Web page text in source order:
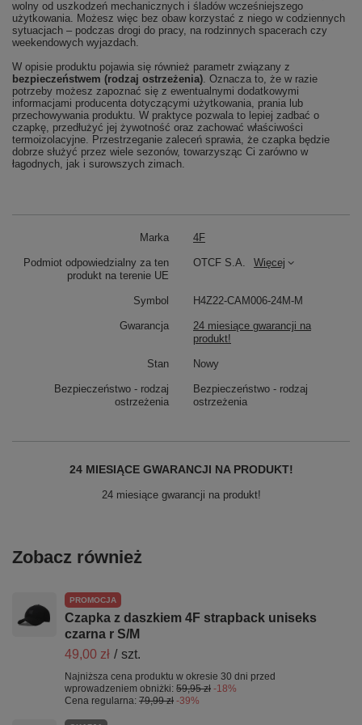
wolny od uszkodzeń mechanicznych i śladów wcześniejszego
użytkowania. Możesz więc bez obaw korzystać z niego w codziennych
sytuacjach – podczas drogi do pracy, na rodzinnych spacerach czy
weekendowych wyjazdach.
W opisie produktu pojawia się również parametr związany z
bezpieczeństwem (rodzaj ostrzeżenia) . Oznacza to, że w razie
potrzeby możesz zapoznać się z ewentualnymi dodatkowymi
informacjami producenta dotyczącymi użytkowania, prania lub
przechowywania produktu. W praktyce pozwala to lepiej zadbać o
czapkę, przedłużyć jej żywotność oraz zachować właściwości
termoizolacyjne. Przestrzeganie zaleceń sprawia, że czapka będzie
dobrze służyć przez wiele sezonów, towarzysząc Ci zarówno w
łagodnych, jak i surowszych zimach.
Marka 4F
Podmiot odpowiedzialny za ten
produkt na terenie UE
OTCF S.A. Więcej
Symbol H4Z22-CAM006-24M-M
Gwarancja
24 miesiące gwarancji na
produkt!
Stan Nowy
Bezpieczeństwo - rodzaj
ostrzeżenia
Bezpieczeństwo - rodzaj
ostrzeżenia
24 MIESIĄCE GWARANCJI NA PRODUKT!
24 miesiące gwarancji na produkt!
Zobacz również
PROMOCJA
Czapka z daszkiem 4F strapback uniseks
czarna r S/M
49,00 zł / szt.
Najniższa cena produktu w okresie 30 dni przed
wprowadzeniem obniżki: 59,95 zł -18%
Cena regularna: 79,99 zł -39%